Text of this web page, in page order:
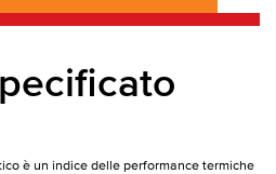
è un indice delle performance termiche